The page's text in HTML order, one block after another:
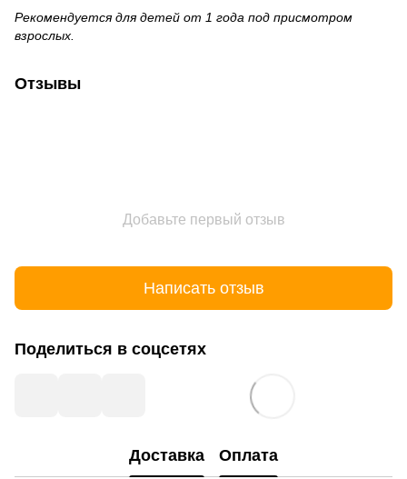
Рекомендуется для детей от 1 года под присмотром
взрослых.
Отзывы
Добавьте первый отзыв
Написать отзыв
Поделиться в соцсетях
Доставка Оплата